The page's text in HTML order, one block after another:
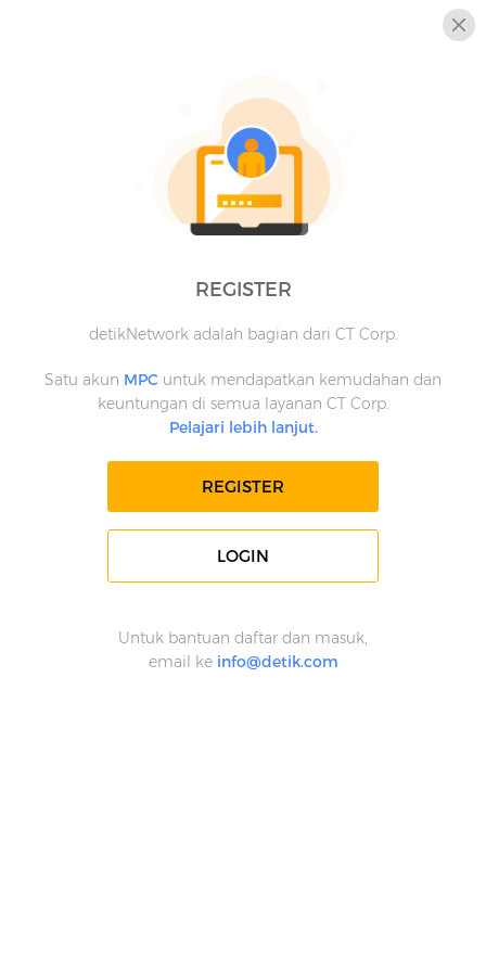
REGISTER
detikNetwork adalah bagian dari CT Corp.
Satu akun MPC untuk mendapatkan kemudahan dan
keuntungan di semua layanan CT Corp.
Pelajari lebih lanjut.
REGISTER
LOGIN
Untuk bantuan daftar dan masuk,
email ke info@detik.com